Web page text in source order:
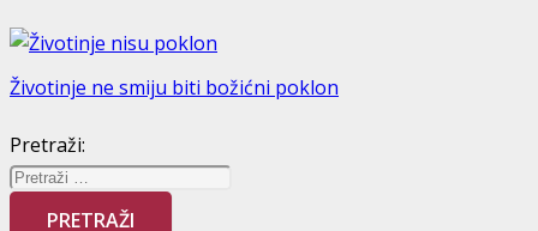
Životinje ne smiju biti božićni poklon
Pretraži: